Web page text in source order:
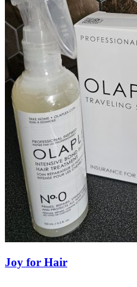
Joy for Hair